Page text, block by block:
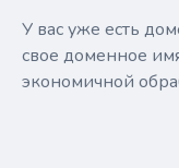
У вас уже есть
свое доменное
экономичной